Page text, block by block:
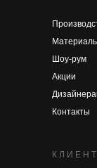
Шоу-рум
Контакты
Акции